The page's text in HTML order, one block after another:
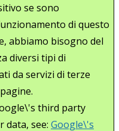
se sono
di questo
abbiamo bisogno del
diversi tipi di
da servizi di terze
third party
data, see: Google\'s